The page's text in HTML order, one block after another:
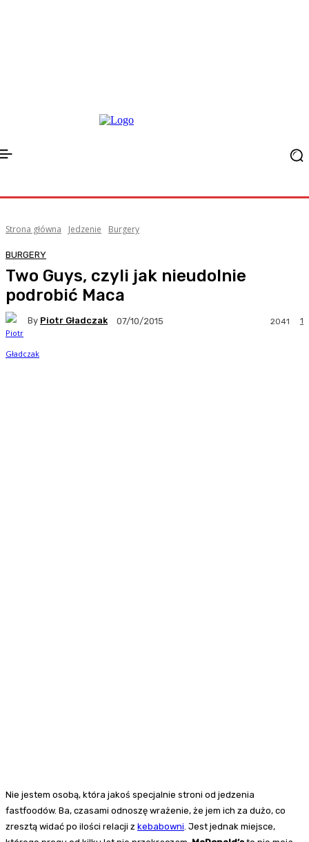
Strona główna Jedzenie Burgery
BURGERY
Two Guys, czyli jak nieudolnie
podrobić Maca
By Piotr Gładczak 07/10/2015 1
2041
Nie jestem osobą, która jakoś specjalnie stroni od jedzenia
fastfoodów. Ba, czasami odnoszę wrażenie, że jem ich za dużo, co
zresztą widać po ilości relacji z kebabowni . Jest jednak miejsce,